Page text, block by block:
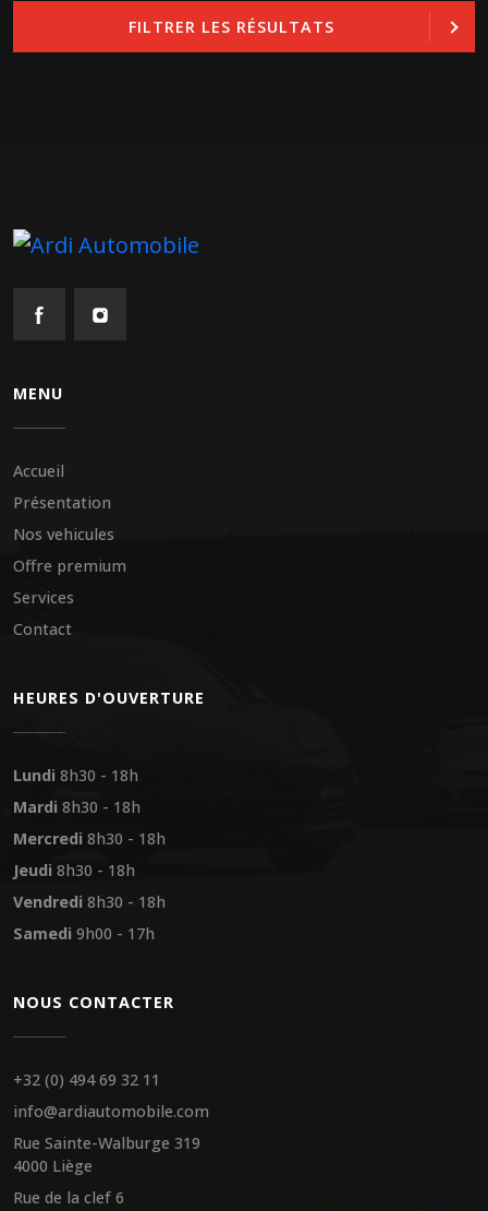
FILTRER LES RÉSULTATS
MENU
Accueil
Présentation
Nos vehicules
Offre premium
Services
Contact
HEURES D'OUVERTURE
Lundi 8h30 - 18h
Mardi 8h30 - 18h
Mercredi 8h30 - 18h
Jeudi 8h30 - 18h
Vendredi 8h30 - 18h
Samedi 9h00 - 17h
NOUS CONTACTER
+32 (0) 494 69 32 11
info@ardiautomobile.com
Rue Sainte-Walburge 319
4000 Liège
Rue de la clef 6